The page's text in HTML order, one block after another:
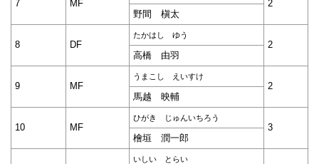
7 MF
2
野間 槇太
8 DF
たかはし ゆう
2
高橋 由羽
9 MF
うまこし えいすけ
2
馬越 映輔
10 MF
ひがき じゅんいちろう
3
檜垣 潤一郎
いしい とらい